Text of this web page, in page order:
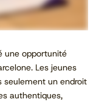
une opportunité
Les jeunes
seulement un endroit
authentiques,